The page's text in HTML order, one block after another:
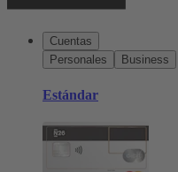
Cuentas
Personales
Business
Estándar